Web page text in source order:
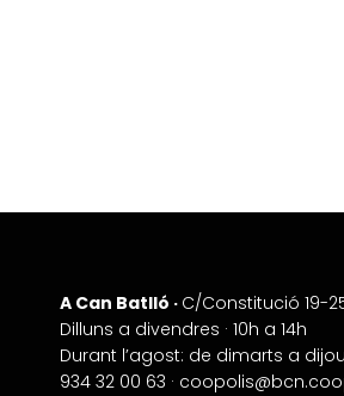
+
−
A Can Batlló · C/Constitució 19-
Dilluns a divendres · 10h a 14h
Durant l’agost: de dimarts a
934 32 00 63 ·